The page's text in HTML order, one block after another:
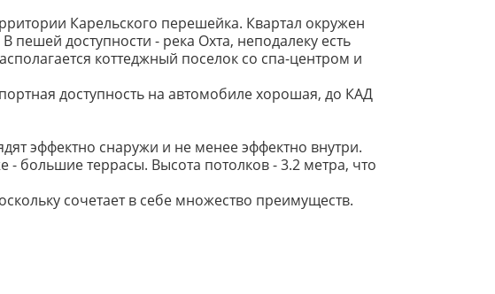
Карельского перешейка. Квартал окружен
доступности - река Охта, неподалеку есть
коттеджный поселок со спа-центром и
доступность на автомобиле хорошая, до КАД
эффектно снаружи и не менее эффектно внутри.
- большие террасы. Высота потолков - 3.2 метра, что
сочетает в себе множество преимуществ.